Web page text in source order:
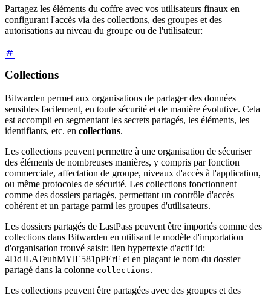
Partagez les éléments du coffre avec vos utilisateurs finaux en
configurant l'accès via des collections, des groupes et des
autorisations au niveau du groupe ou de l'utilisateur:
Collections
Bitwarden permet aux organisations de partager des données
sensibles facilement, en toute sécurité et de manière évolutive. Cela
est accompli en segmentant les secrets partagés, les éléments, les
identifiants, etc. en collections.
Les collections peuvent permettre à une organisation de sécuriser
des éléments de nombreuses manières, y compris par fonction
commerciale, affectation de groupe, niveaux d'accès à l'application,
ou même protocoles de sécurité. Les collections fonctionnent
comme des dossiers partagés, permettant un contrôle d'accès
cohérent et un partage parmi les groupes d'utilisateurs.
Les dossiers partagés de LastPass peuvent être importés comme des
collections dans Bitwarden en utilisant le modèle d'importation
d'organisation trouvé saisir: lien hypertexte d'actif id:
4DdJLATeuhMYlE581pPErF et en plaçant le nom du dossier
partagé dans la colonne collections.
Les collections peuvent être partagées avec des groupes et des